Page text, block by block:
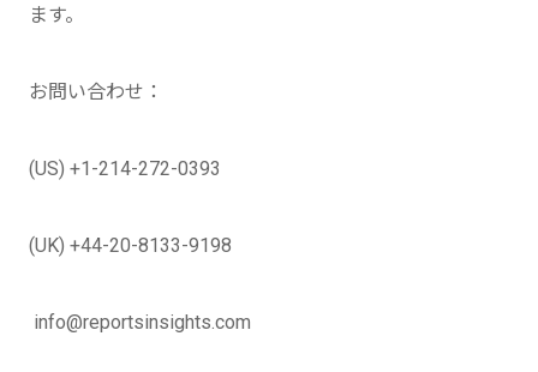
ます。
お問い合わせ：
(US) +1-214-272-0393
(UK) +44-20-8133-9198
info@reportsinsights.com